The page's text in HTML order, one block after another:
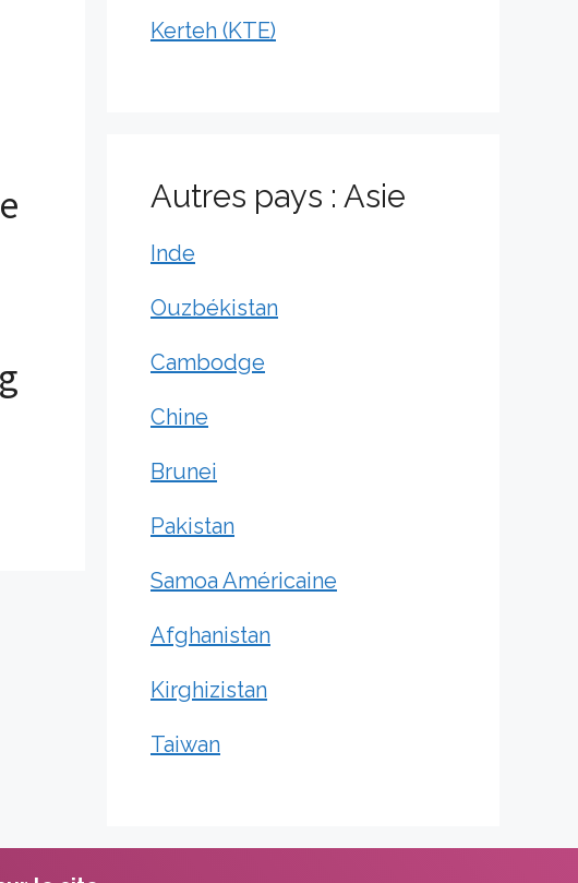
Kerteh (KTE)
Autres pays : Asie
Inde
Ouzbékistan
Cambodge
Chine
Brunei
Pakistan
Samoa Américaine
Afghanistan
Kirghizistan
Taiwan